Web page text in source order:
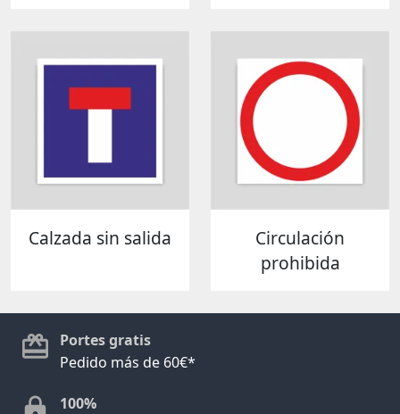
Calzada sin salida
Circulación
prohibida
Portes gratis
Pedido más de 60€*
100%